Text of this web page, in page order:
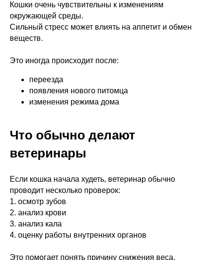
Кошки очень чувствительны к изменениям
окружающей среды.
Сильный стресс может влиять на аппетит и обмен
веществ.
Это иногда происходит после:
переезда
появления нового питомца
изменения режима дома
Что обычно делают
ветеринары
Если кошка начала худеть, ветеринар обычно
проводит несколько проверок:
1. осмотр зубов
2. анализ крови
3. анализ кала
4. оценку работы внутренних органов
Это помогает понять причину снижения веса.